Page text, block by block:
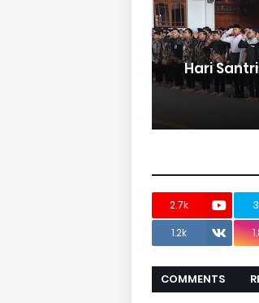
Hari
2.7k
1.2k
COMMENTS